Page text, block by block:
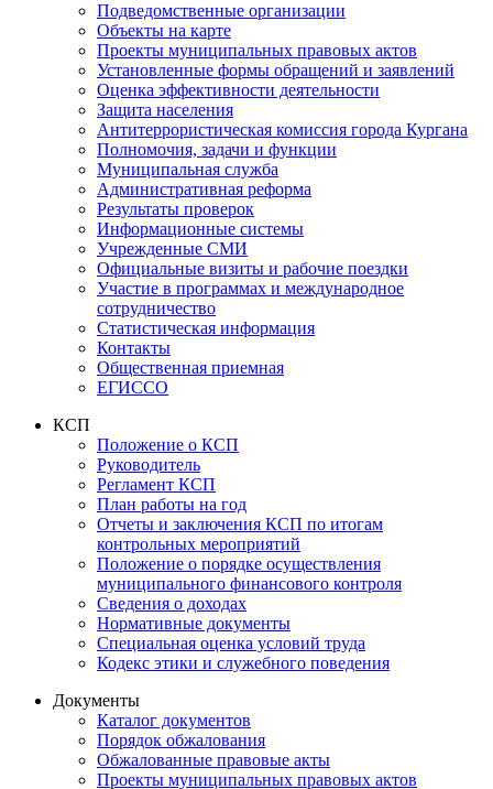
Подведомственные организации
Объекты на карте
Проекты муниципальных правовых актов
Установленные формы обращений и заявлений
Оценка эффективности деятельности
Защита населения
Антитеррористическая комиссия города Кургана
Полномочия, задачи и функции
Муниципальная служба
Административная реформа
Результаты проверок
Информационные системы
Учрежденные СМИ
Официальные визиты и рабочие поездки
Участие в программах и международное
сотрудничество
Статистическая информация
Контакты
Общественная приемная
ЕГИССО
КСП
Положение о КСП
Руководитель
Регламент КСП
План работы на год
Отчеты и заключения КСП по итогам
контрольных мероприятий
Положение о порядке осуществления
муниципального финансового контроля
Сведения о доходах
Нормативные документы
Специальная оценка условий труда
Кодекс этики и служебного поведения
Документы
Каталог документов
Порядок обжалования
Обжалованные правовые акты
Проекты муниципальных правовых актов